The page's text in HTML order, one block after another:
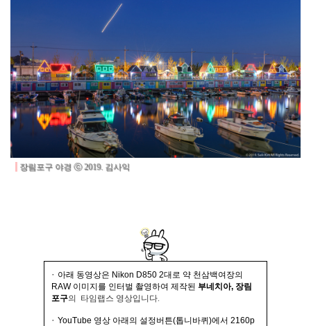
장림포구 야경 ⓒ 2019. 김사익
· 아래 동영상은 Nikon D850 2대로 약 천삼백여장의
RAW 이미지를 인터벌 촬영하여 제작된 부네치아, 장림
포구의 타임랩스 영상입니다.
· YouTube 영상 아래의 설정버튼(톱니바퀴)에서 2160p